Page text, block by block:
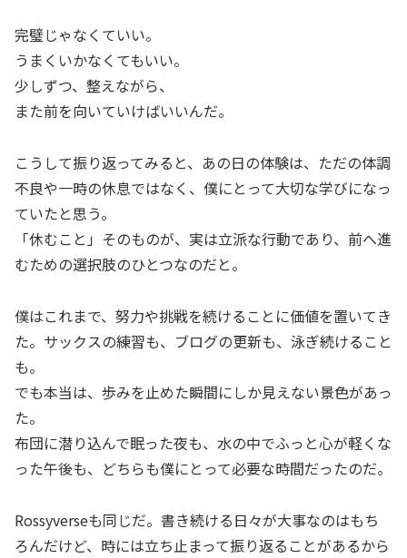
完璧じゃなくていい。
うまくいかなくてもいい。
少しずつ、整えながら、
また前を向いていけばいいんだ。
こうして振り返ってみると、あの日の体験は、ただの体調
不良や一時の休息ではなく、僕にとって大切な学びになっ
ていたと思う。
「休むこと」そのものが、実は立派な行動であり、前へ進
むための選択肢のひとつなのだと。
僕はこれまで、努力や挑戦を続けることに価値を置いてき
た。サックスの練習も、ブログの更新も、泳ぎ続けること
も。
でも本当は、歩みを止めた瞬間にしか見えない景色があっ
た。
布団に潜り込んで眠った夜も、水の中でふっと心が軽くな
った午後も、どちらも僕にとって必要な時間だったのだ。
Rossyverseも同じだ。書き続ける日々が大事なのはもち
ろんだけど、時には立ち止まって振り返ることがあるから